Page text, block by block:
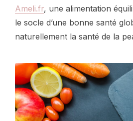
Ameli.fr, une alimentation
le socle d’une bonne santé
naturellement la santé de la